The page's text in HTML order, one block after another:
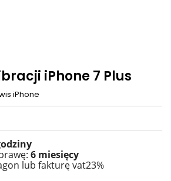
iPhone 7 Plus
iPhone
6 miesięcy
lub fakturę vat23%